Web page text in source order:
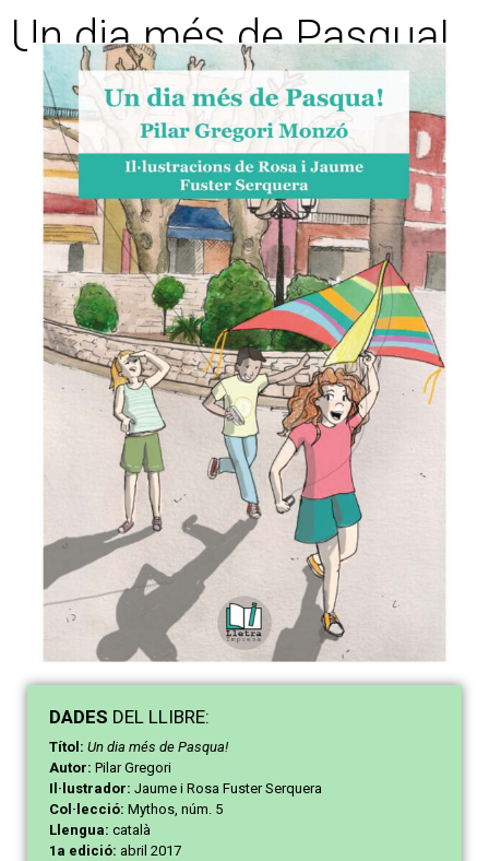
Un dia més de Pasqua!
DADES DEL LLIBRE:
Títol: Un dia més de Pasqua!
Autor: Pilar Gregori
Il·lustrador: Jaume i Rosa Fuster Serquera
Col·lecció: Mythos, núm. 5
Llengua: català
1a edició: abril 2017